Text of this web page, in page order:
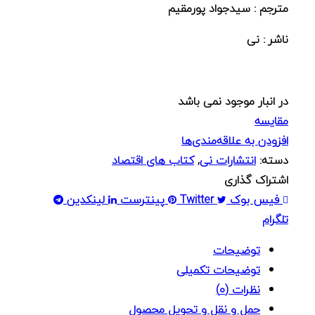
مترجم : سیدجواد پورمقیم
ناشر : نی
در انبار موجود نمی باشد
مقایسه
افزودن به علاقه‌مندی‌ها
دسته: انتشارات نی,کتاب های اقتصاد
اشتراک گذاری
فیس بوک
Twitter پینترست
لینکدین
تلگرام
توضیحات
توضیحات تکمیلی
نظرات (0)
حمل و نقل و تحویل محصول